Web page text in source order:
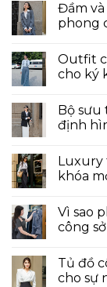
Đầm
phong
Outfit
cho ký
Bộ sưu
định
Luxury
khóa
Vì sao
công
Tủ đồ
cho sự